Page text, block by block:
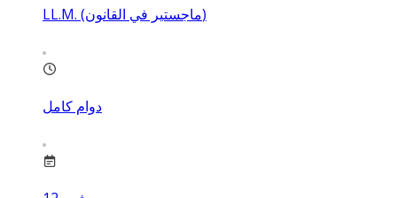
LL.M. (ماجستير في القانون)
دوام كامل